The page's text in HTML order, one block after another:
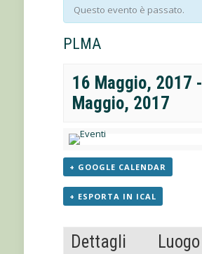
Questo evento è passato.
PLMA
16 Maggio, 2017 -
Maggio, 2017
+ GOOGLE CALENDAR
+ ESPORTA IN ICAL
Dettagli Luogo